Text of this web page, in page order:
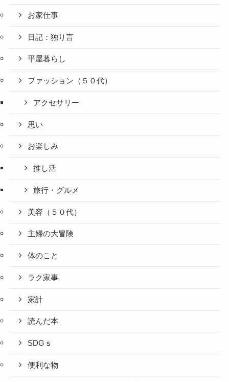
お家仕事
日記：独り言
平屋暮らし
ファッション（５０代）
アクセサリー
思い
お楽しみ
推し活
旅行・グルメ
美容（５０代）
主婦の大冒険
体のこと
ラク家事
家計
読んだ本
SDGｓ
便利な物